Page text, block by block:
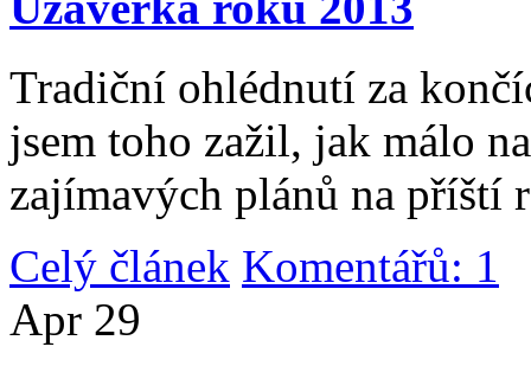
Tradiční ohlédnutí za
jsem toho zažil, jak málo
zajímavých plánů na příští
Celý článek Komentářů: 1
Apr 29